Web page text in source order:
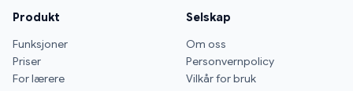
Produkt
Funksjoner
Priser
For lærere
Selskap
Om oss
Personvernpolicy
Vilkår for bruk